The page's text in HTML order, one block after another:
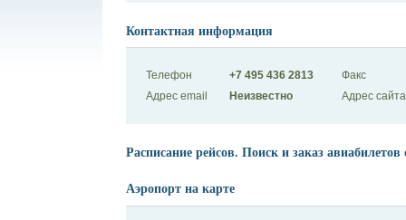
Контактная информация
Телефон +7 495 436 2813
Факс
Адрес email
Неизвестно Адрес сайта
Расписание рейсов. Поиск и заказ авиабилетов
Аэропорт на карте